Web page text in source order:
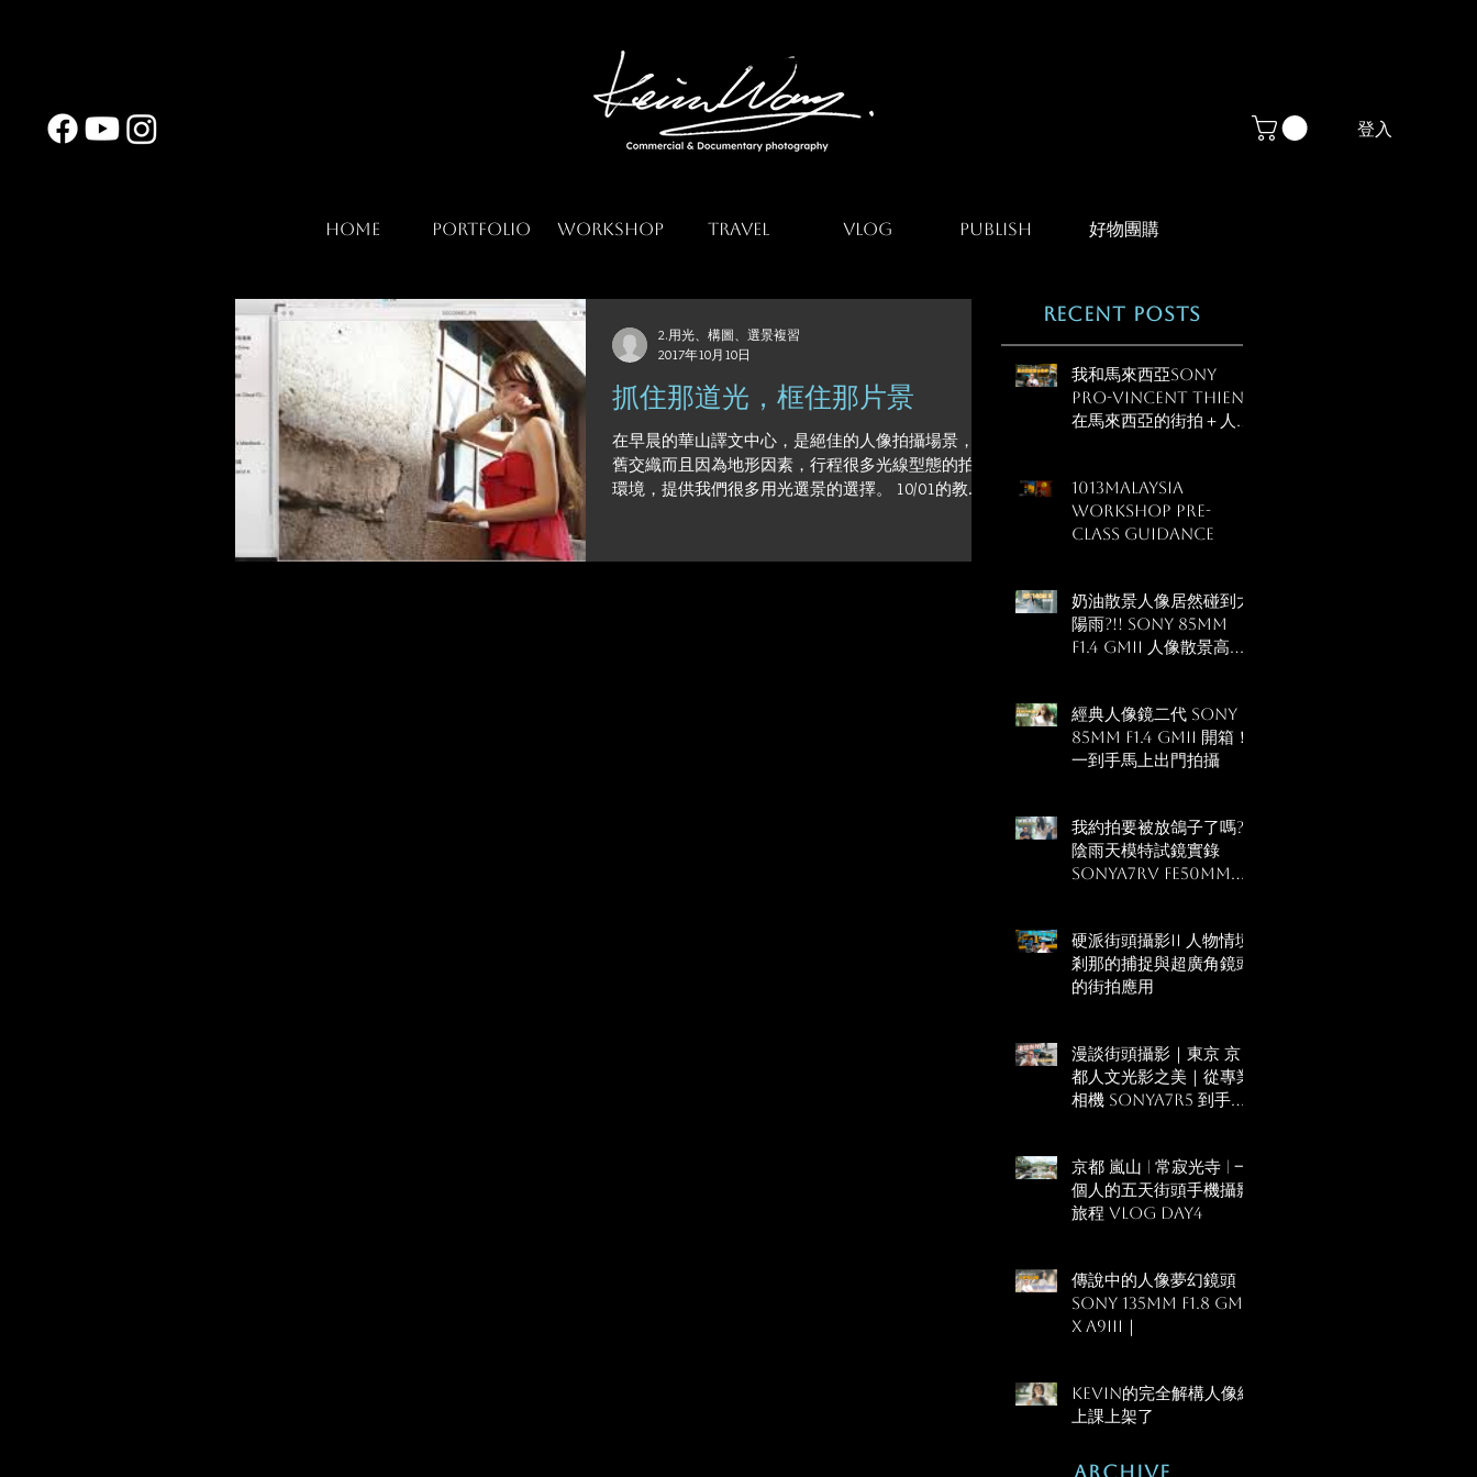
登入
Home Portfolio Workshop Travel Vlog Publish 好物團購
抓住那道光，框住那片景
在早晨的華山譯文中心，是絕佳的人像拍攝場景，新
舊交織而且因為地形因素，行程很多光線型態的拍攝
環境，提供我們很多用光選景的選擇。 10/01的教
2.用光、構圖、選景複習
2017年10月10日
Recent Posts
我和馬來西亞Sony
Pro-Vincent Thien
在馬來西亞的街拍＋人像
1013Malaysia
workshop pre-
class guidance
奶油散景人像居然碰到太
陽雨?!! Sony 85mm
F1.4 GMII 人像散景高階
經典人像鏡二代 Sony
85mm F1.4 GMII 開箱！
一到手馬上出門拍攝
我約拍要被放鴿子了嗎?
陰雨天模特試鏡實錄
SonyA7RV FE50mm
硬派街頭攝影II 人物情境
剎那的捕捉與超廣角鏡頭
的街拍應用
漫談街頭攝影｜東京 京
都人文光影之美｜從專業
相機 SonyA7R5 到手機
京都 嵐山 | 常寂光寺 | 一
個人的五天街頭手機攝影
旅程 Vlog Day4
傳說中的人像夢幻鏡頭！
SONY 135mm F1.8 GM
x A9III｜
KEVIN的完全解構人像線
上課上架了
Archive